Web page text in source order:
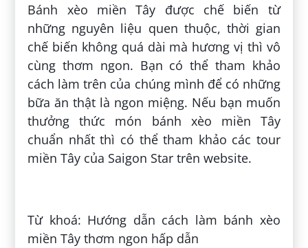
Bánh xèo miền Tây được chế biến từ
những nguyên liệu quen thuộc, thời gian
chế biến không quá dài mà hương vị thì vô
cùng thơm ngon. Bạn có thể tham khảo
cách làm trên của chúng mình để có những
bữa ăn thật là ngon miệng. Nếu bạn muốn
thưởng thức món bánh xèo miền Tây
chuẩn nhất thì có thể tham khảo các tour
miền Tây của Saigon Star trên website.
Từ khoá: Hướng dẫn cách làm bánh xèo
miền Tây thơm ngon hấp dẫn